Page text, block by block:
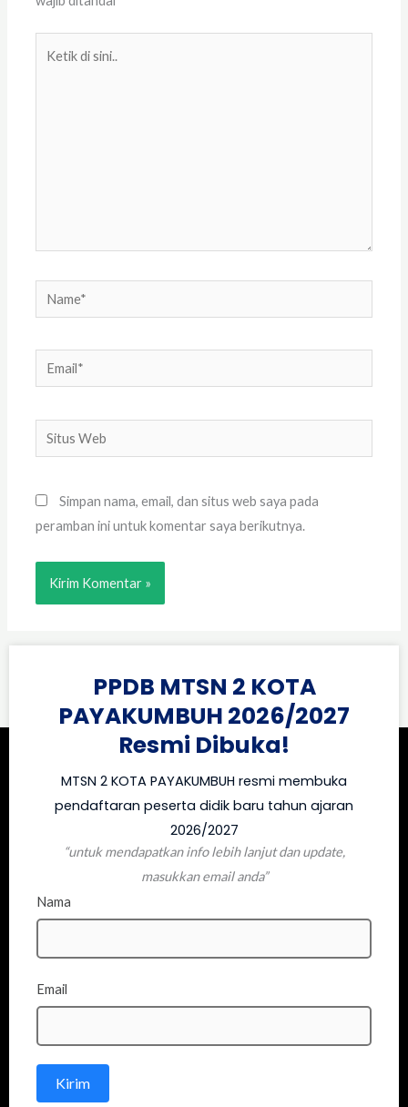
Name*
Email*
Situs
Web
Simpan nama, email, dan situs web saya pada
peramban ini untuk komentar saya berikutnya.
PPDB MTSN 2 KOTA
PAYAKUMBUH 2026/2027
Resmi Dibuka!
MTSN 2 KOTA PAYAKUMBUH resmi membuka
pendaftaran peserta didik baru tahun ajaran
2026/2027
“untuk mendapatkan info lebih lanjut dan update,
masukkan email anda”
Nama
Email
Kirim